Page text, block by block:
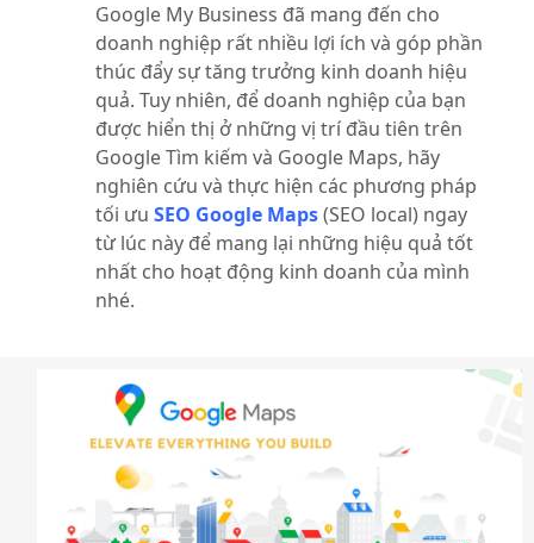
Google My Business đã mang đến cho
doanh nghiệp rất nhiều lợi ích và góp phần
thúc đẩy sự tăng trưởng kinh doanh hiệu
quả. Tuy nhiên, để doanh nghiệp của bạn
được hiển thị ở những vị trí đầu tiên trên
Google Tìm kiếm và Google Maps, hãy
nghiên cứu và thực hiện các phương pháp
tối ưuSEO Google Maps(SEO local) ngay
từ lúc này để mang lại những hiệu quả tốt
nhất cho hoạt động kinh doanh của mình
nhé.